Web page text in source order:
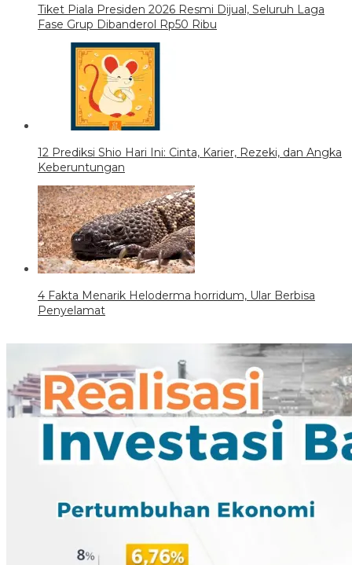
Tiket Piala Presiden 2026 Resmi Dijual, Seluruh Laga
Fase Grup Dibanderol Rp50 Ribu
12 Prediksi Shio Hari Ini: Cinta, Karier, Rezeki, dan Angka
Keberuntungan
4 Fakta Menarik Heloderma horridum, Ular Berbisa
Penyelamat